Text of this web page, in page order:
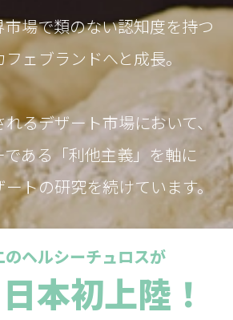
場で類のない認知度を持つ
ェブランドへと成長。
るデザート市場において、
である「利他主義」を軸に
トの研究を続けています。
のヘルシーチュロスが
本初上陸！